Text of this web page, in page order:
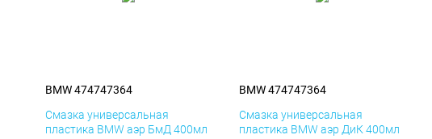
BMW 474747364
Смазка универсальная
пластика BMW аэр БмД 400мл
BMW 474747364
Смазка универсальная
пластика BMW аэр ДиК 400мл